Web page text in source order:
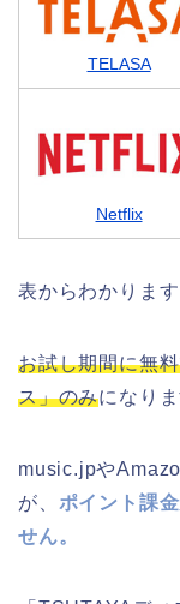
TELASA
Netflix
表からわかります
お試し期間に無
ス」のみになりま
music.jpや
が、 ポイント課
せん。